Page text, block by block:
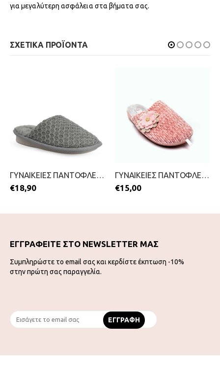
για μεγαλύτερη ασφάλεια στα βήματα σας.
ΣΧΕΤΙΚΑ ΠΡΟΪΟΝΤΑ
ΓΥΝΑΙΚΕΙΕΣ ΠΑΝΤΟΦΛΕΣ-PAREX-2111-0375-ΓΚΡΙ
€18,90
ΓΥΝΑΙΚΕΙΕΣ ΠΑΝΤΟΦΛΕΣ-B-SOFT-2111-0160-ΡΟΖ
€15,00
ΕΓΓΡΑΦΕΙΤΕ ΣΤΟ NEWSLETTER ΜΑΣ
Συμπληρώστε το email σας και κερδίστε έκπτωση -10%
στην πρώτη σας παραγγελία.